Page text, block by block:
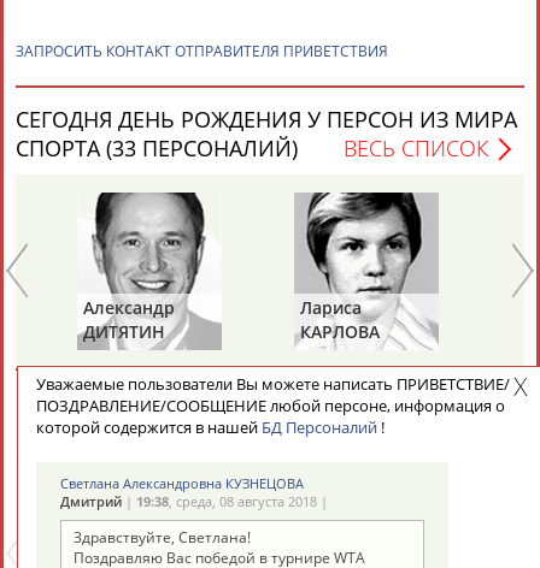
ЗАПРОСИТЬ КОНТАКТ ОТПРАВИТЕЛЯ ПРИВЕТСТВИЯ
СЕГОДНЯ ДЕНЬ РОЖДЕНИЯ У ПЕРСОН ИЗ МИРА
СПОРТА (33 ПЕРСОНАЛИЙ)
ВЕСЬ СПИСОК
Александр
ДИТЯТИН
Лариса
КАРЛОВА
СЕГОДНЯ ДЕНЬ ПАМЯТИ У ПЕРСОН ИЗ МИРА
СПОРТА (6 ПЕРСОНАЛИЙ)
ВЕСЬ СПИСОК
Уважаемые пользователи Вы можете написать ПРИВЕТСТВИЕ/
ПОЗДРАВЛЕНИЕ/СООБЩЕНИЕ любой персоне, информация о
которой содержится в нашей БД Персоналий!
Светлана Александровна КУЗНЕЦОВА
Дмитрий| 19:38, среда, 08 августа 2018 |
Здравствуйте, Светлана!
Поздравляю Вас победой в турнире WTA